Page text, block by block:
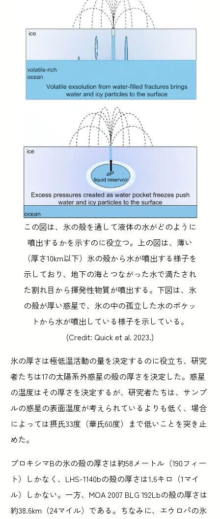
この図は、氷の殻を通して液体の水がどのように
噴出するかを示すのに役立つ。上の図は、薄い
（厚さ10km以下）氷の殻から水が噴出する様子を
示しており、地下の海とつながった水で満たされ
た割れ目から揮発性物質が噴出する。下図は、氷
の殻が厚い惑星で、氷の中の孤立した水のポケッ
トから水が噴出している様子を示している。
(Credit: Quick et al. 2023.)
氷の厚さは極低温活動の量を決定するのに役立ち、研究
者たちは17の太陽系外惑星の殻の厚さを決定した。惑星
の温度はその厚さを決定するが、研究者たちは、サンプ
ルの惑星の表面温度が考えられているよりも低く、場合
によっては摂氏33度（華氏60度）まで低いことを突き止
めた。
プロキシマBの氷の殻の厚さは約58メートル（190フィー
ト）しかなく、LHS-1140bの殻の厚さは1.6キロ（1マイ
ル）しかない。一方、MOA 2007 BLG 192Lbの殻の厚さは
約38.6km（24マイル）である。ちなみに、エウロパの氷